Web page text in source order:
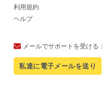
利用規約
ヘルプ
メールでサポートを受ける：
私達に電子メールを送り